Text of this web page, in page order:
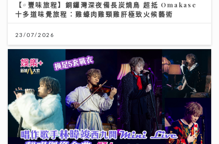
【#豐味旅程】銅鑼灣深夜備長炭燒鳥 超抵 Omakase
十多道味覺旅程：雞蠔肉雞頸雞肝極致火候藝術
23/07/2026